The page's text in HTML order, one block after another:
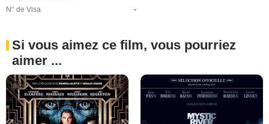
N° de Visa
-
Si vous aimez ce film, vous pourriez
aimer ...